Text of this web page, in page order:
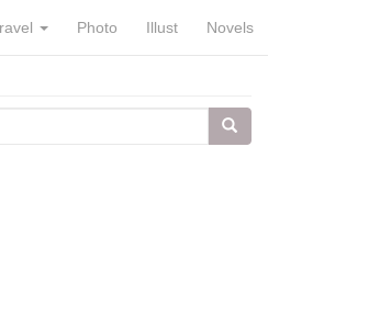
Photo Illust Novels